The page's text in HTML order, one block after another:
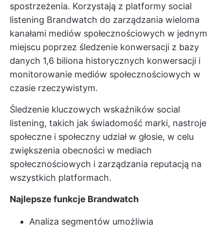
spostrzeżenia. Korzystają z platformy social
listening Brandwatch do zarządzania wieloma
kanałami mediów społecznościowych w jednym
miejscu poprzez śledzenie konwersacji z bazy
danych 1,6 biliona historycznych konwersacji i
monitorowanie mediów społecznościowych w
czasie rzeczywistym.
Śledzenie kluczowych wskaźników social
listening, takich jak świadomość marki, nastroje
społeczne i społeczny udział w głosie, w celu
zwiększenia obecności w mediach
społecznościowych i zarządzania reputacją na
wszystkich platformach.
Najlepsze funkcje Brandwatch
Analiza segmentów umożliwia